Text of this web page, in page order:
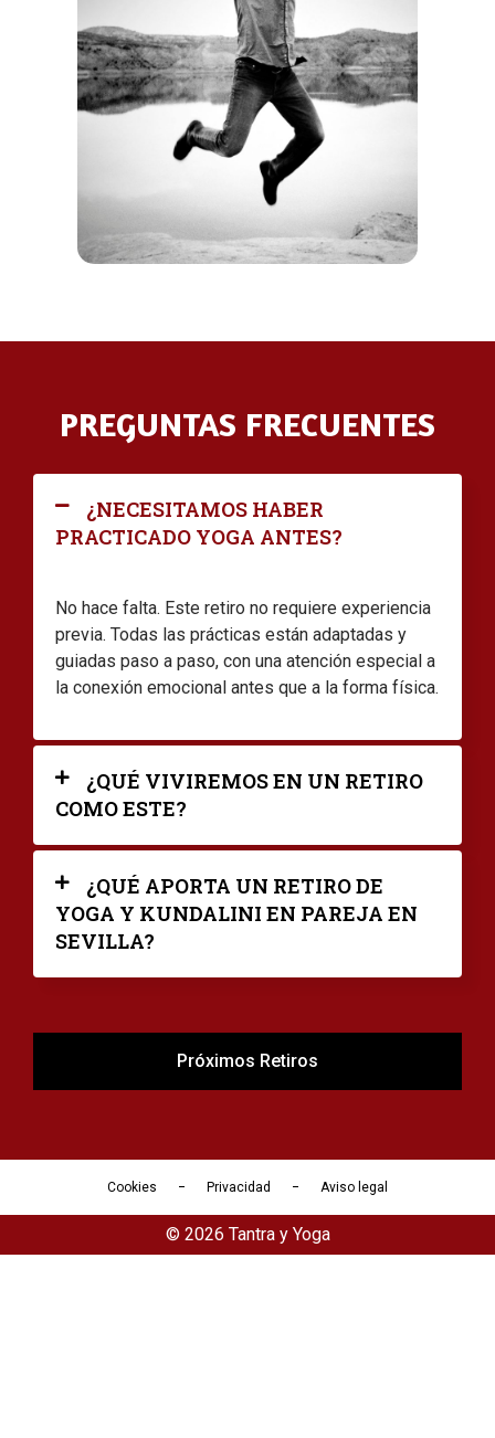
PREGUNTAS FRECUENTES
¿NECESITAMOS HABER
PRACTICADO YOGA ANTES?
No hace falta. Este retiro no requiere experiencia
previa. Todas las prácticas están adaptadas y
guiadas paso a paso, con una atención especial a
la conexión emocional antes que a la forma física.
¿QUÉ VIVIREMOS EN UN RETIRO
COMO ESTE?
¿QUÉ APORTA UN RETIRO DE
YOGA Y KUNDALINI EN PAREJA EN
SEVILLA?
Próximos Retiros
Cookies Privacidad Aviso legal
© 2026 Tantra y Yoga